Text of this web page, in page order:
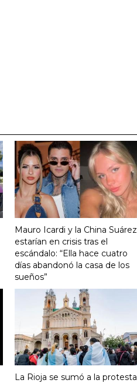
Mauro Icardi y la China Suárez
estarían en crisis tras el
escándalo: “Ella hace cuatro
días abandonó la casa de los
sueños”
La Rioja se sumó a la protesta